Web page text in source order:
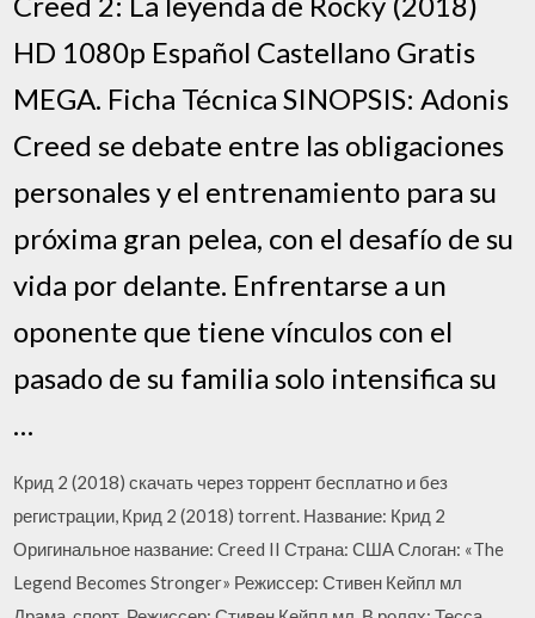
HD 1080p Español Castellano Gratis
MEGA. Ficha Técnica SINOPSIS: Adonis
Creed se debate entre las obligaciones
personales y el entrenamiento para su
próxima gran pelea, con el desafío de su
vida por delante. Enfrentarse a un
oponente que tiene vínculos con el
pasado de su familia solo intensifica su
…
Крид 2 (2018) скачать через торрент бесплатно и без
регистрации, Крид 2 (2018) torrent. Название: Крид 2
Оригинальное название: Creed II Страна: США Слоган: «The
Legend Becomes Stronger» Режиссер: Стивен Кейпл мл